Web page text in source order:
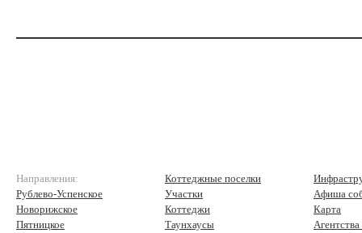
Направления:
Рублево-Успенское
Новорижское
Пятницкое
Коттеджные поселки
Участки
Коттеджи
Таунхаусы
Афиша
Карта